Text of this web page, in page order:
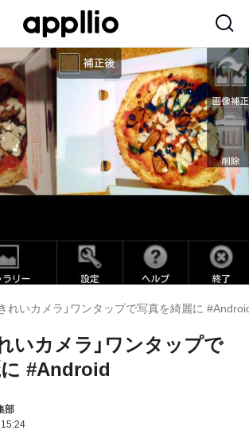
れいカメラ」ワンタップで写真を綺麗に
いカメラ」ワンタップで
#Android
部